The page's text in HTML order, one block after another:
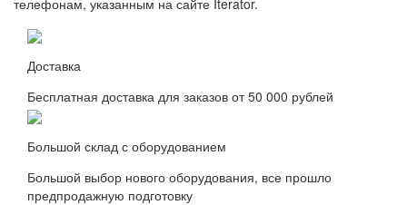
Доставка
Бесплатная доставка для заказов от 50 000 рублей
Большой склад с оборудованием
Большой выбор нового оборудования, все прошло
предпродажную подготовку